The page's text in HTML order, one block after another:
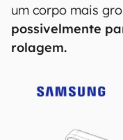
um corpo mais
possivelmente
rolagem.